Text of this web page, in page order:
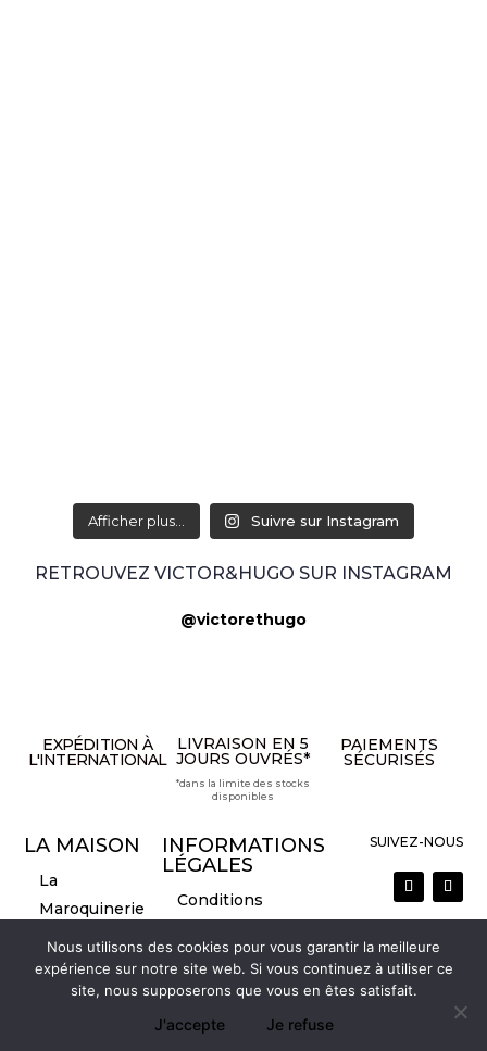
Afficher plus... Suivre sur Instagram
RETROUVEZ VICTOR&HUGO SUR INSTAGRAM
@victorethugo
EXPÉDITION À
L'INTERNATIONAL
LIVRAISON EN 5
JOURS OUVRÉS*
*dans la limite des stocks
disponibles
PAIEMENTS
SÉCURISÉS
LA MAISON
La
Maroquinerie
La marque
Nous contacter
INFORMATIONS
LÉGALES
Conditions
Vente
Mentions légales
SUIVEZ-NOUS
Nous utilisons des cookies pour vous garantir la meilleure
expérience sur notre site web. Si vous continuez à utiliser ce
site, nous supposerons que vous en êtes satisfait.
J'accepte Je refuse